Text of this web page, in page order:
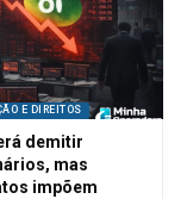
E DIREITOS
demitir
mas
impõem